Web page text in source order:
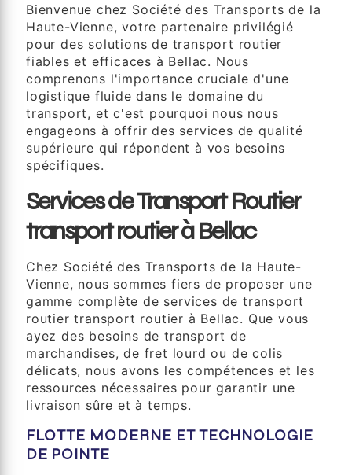
Bienvenue chez Société des Transports de la
Haute-Vienne, votre partenaire privilégié
pour des solutions de transport routier
fiables et efficaces à Bellac. Nous
comprenons l'importance cruciale d'une
logistique fluide dans le domaine du
transport, et c'est pourquoi nous nous
engageons à offrir des services de qualité
supérieure qui répondent à vos besoins
spécifiques.
Services de Transport Routier
transport routier à Bellac
Chez Société des Transports de la Haute-
Vienne, nous sommes fiers de proposer une
gamme complète de services de transport
routier transport routier à Bellac. Que vous
ayez des besoins de transport de
marchandises, de fret lourd ou de colis
délicats, nous avons les compétences et les
ressources nécessaires pour garantir une
livraison sûre et à temps.
FLOTTE MODERNE ET TECHNOLOGIE
DE POINTE